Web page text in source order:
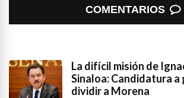
COMENTARIOS
La difícil misión de
Sinaloa: Candidatura
dividir a Morena